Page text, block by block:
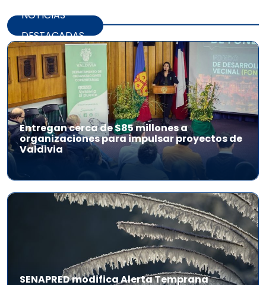
NOTICIAS
DESTACADAS
Entregan cerca de $85 millones a
organizaciones para impulsar proyectos de
Valdivia
SENAPRED modifica Alerta Temprana